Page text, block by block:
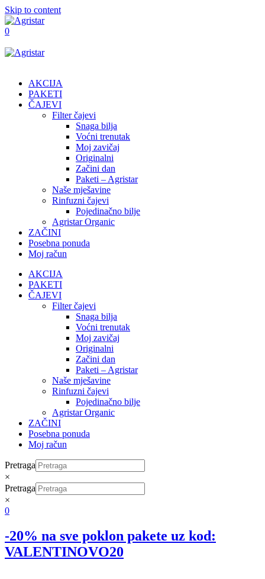
Skip to content
0
AKCIJA
PAKETI
ČAJEVI
Filter čajevi
Snaga bilja
Voćni trenutak
Moj zavičaj
Originalni
Začini dan
Paketi – Agristar
Naše mješavine
Rinfuzni čajevi
Pojedinačno bilje
Agristar Organic
ZAČINI
Posebna ponuda
Moj račun
AKCIJA
PAKETI
ČAJEVI
Filter čajevi
Snaga bilja
Voćni trenutak
Moj zavičaj
Originalni
Začini dan
Paketi – Agristar
Naše mješavine
Rinfuzni čajevi
Pojedinačno bilje
Agristar Organic
ZAČINI
Posebna ponuda
Moj račun
Pretraga
×
Pretraga
×
0
-20% na sve poklon pakete uz kod:
VALENTINOVO20